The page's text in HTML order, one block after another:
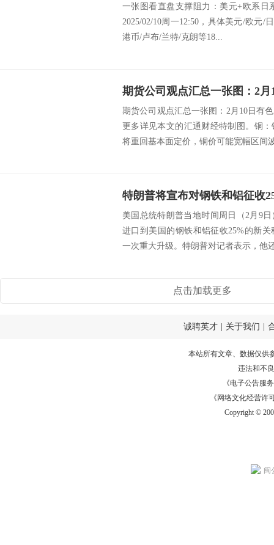
一张图看直盘支撑阻力：美元+欧系日
2025/02/10周一12:50，具体美元/欧元/
港币/卢布/兰特/克朗等18...
期货公司观点汇总一张图：2月10日有
更多详见本文的汇通财经特制图。铜
将重回基本面定价，铜价可能宽幅区间
特朗普将宣布对钢铁和铝征收
美国总统特朗普当地时间周日（2月9
进口到美国的钢铁和铝征收25%的新
一次重大升级。特朗普对记者表示，他
点击加载更多
诚聘英才 关于我们
本站所有文章、数据仅供
违法和不
《电子公告服务
《网络文化经营许
Copyright ©
闽